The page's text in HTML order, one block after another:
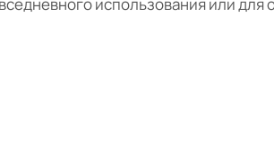
использования или для